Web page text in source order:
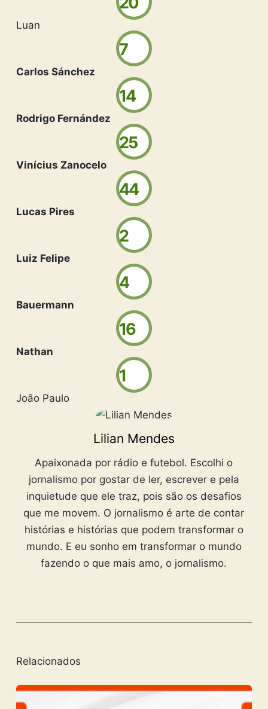
Luan
7
Carlos Sánchez
14
Rodrigo Fernández
25
Vinícius Zanocelo
44
Lucas Pires
2
Luiz Felipe
4
Bauermann
16
Nathan
1
João Paulo
Lilian Mendes
Apaixonada por rádio e futebol. Escolhi o
jornalismo por gostar de ler, escrever e pela
inquietude que ele traz, pois são os desafios
que me movem. O jornalismo é arte de contar
histórias e histórias que podem transformar o
mundo. E eu sonho em transformar o mundo
fazendo o que mais amo, o jornalismo.
Relacionados